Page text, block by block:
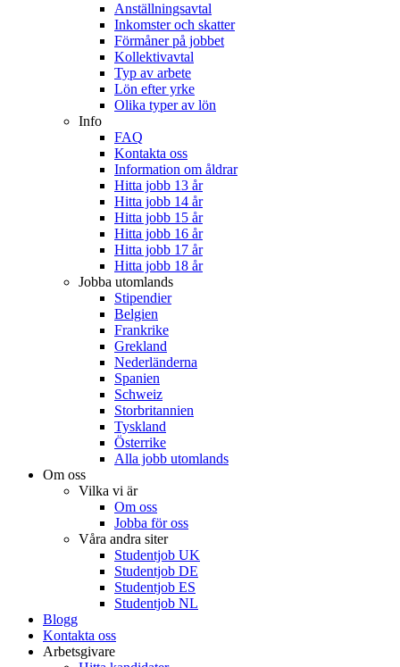
Anställningsavtal
Inkomster och skatter
Förmåner på jobbet
Kollektivavtal
Typ av arbete
Lön efter yrke
Olika typer av lön
Info
FAQ
Kontakta oss
Information om åldrar
Hitta jobb 13 år
Hitta jobb 14 år
Hitta jobb 15 år
Hitta jobb 16 år
Hitta jobb 17 år
Hitta jobb 18 år
Jobba utomlands
Stipendier
Belgien
Frankrike
Grekland
Nederländerna
Spanien
Schweiz
Storbritannien
Tyskland
Österrike
Alla jobb utomlands
Om oss
Vilka vi är
Om oss
Jobba för oss
Våra andra siter
Studentjob UK
Studentjob DE
Studentjob ES
Studentjob NL
Blogg
Kontakta oss
Arbetsgivare